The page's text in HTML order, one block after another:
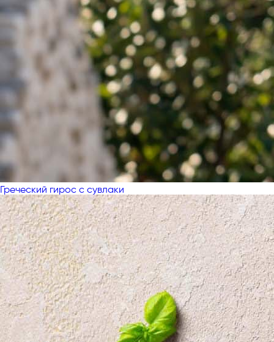
Греческий гирос с сувлаки